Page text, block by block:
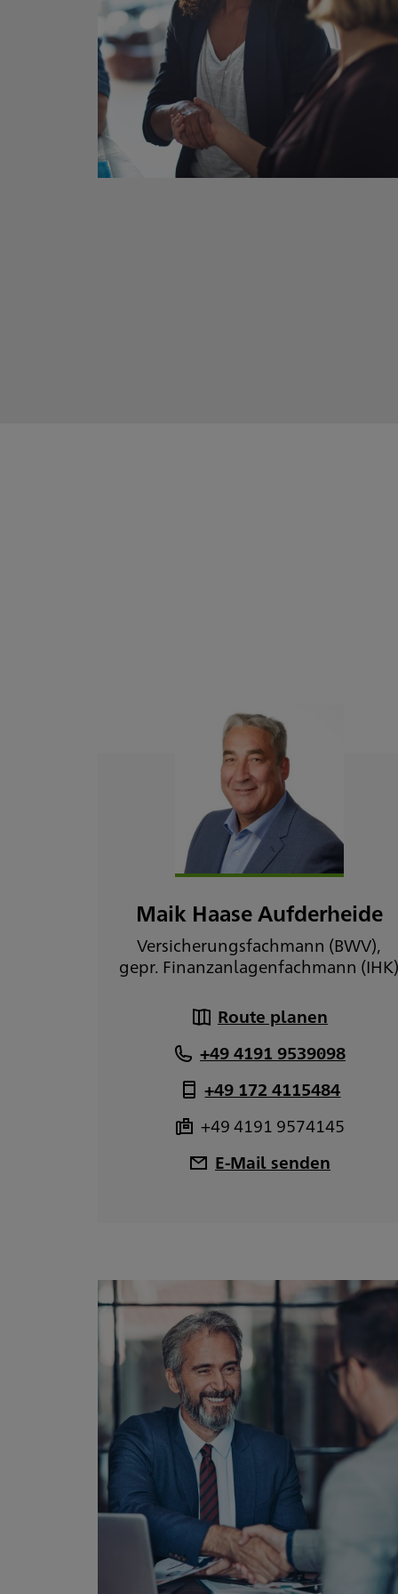
Maik Haase Aufderheide
Versicherungsfachmann (BWV),
gepr. Finanzanlagenfachmann (IHK)
Route planen
+49 4191 9539098
+49 172 4115484
+49 4191 9574145
E-Mail senden